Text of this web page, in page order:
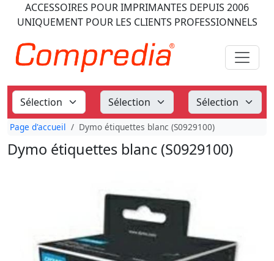
ACCESSOIRES POUR IMPRIMANTES DEPUIS 2006
UNIQUEMENT POUR LES CLIENTS PROFESSIONNELS
Page d'accueil Dymo étiquettes blanc (S0929100)
Dymo étiquettes blanc (S0929100)